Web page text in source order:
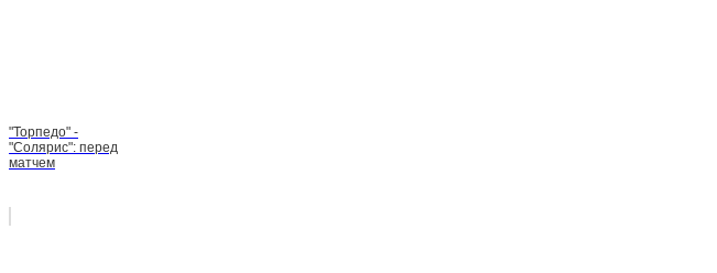
"Торпедо" -
"Солярис": перед
матчем